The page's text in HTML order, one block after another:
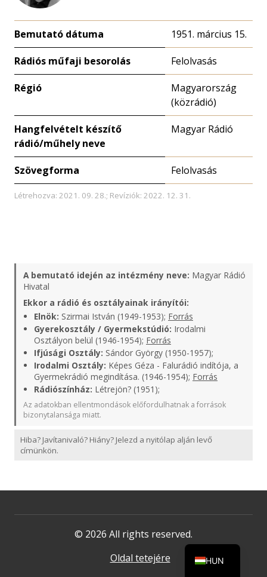
Bemutató dátuma 1951. március 15.
Rádiós műfaji besorolás Felolvasás
Régió
Magyarország
(közrádió)
Hangfelvételt készítő
rádió/műhely neve
Magyar Rádió
Szövegforma Felolvasás
Létrehozva: 2021. 09. 28.; Revíziók: 2022. 12. 31.
A bemutató idején az intézmény neve: Magyar Rádió
Hivatal
Ekkor a rádió és osztályainak irányítói:
Elnök: Szirmai István (1949-1953); Forrás
Gyerekosztály / Gyermekstúdió: Irodalmi
Osztályon belül (1946-1954); Forrás
Ifjúsági Osztály: Sándor György (1950-1957);
Irodalmi Osztály: Képes Géza - Falurádió indítója, a
Gyermekrádió megindítása. (1946-1954); Forrás
Rádiószínház: Létrejön? (1951);
Az adatokban ellentmondások előfordulhatnak a források
bizonytalansága miatt.
Hiba? Javítanivaló? Hiány? Jelezd a nyitólap alján levő
címünkön.
© 2026 All rights reserved.
Oldal tetejére
HUN